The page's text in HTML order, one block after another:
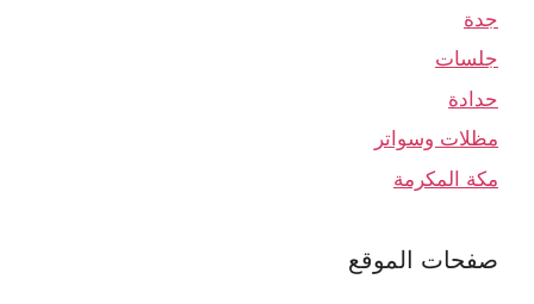
جدة
جلسات
حدادة
مظلات وسواتر
مكة المكرمة
صفحات الموقع